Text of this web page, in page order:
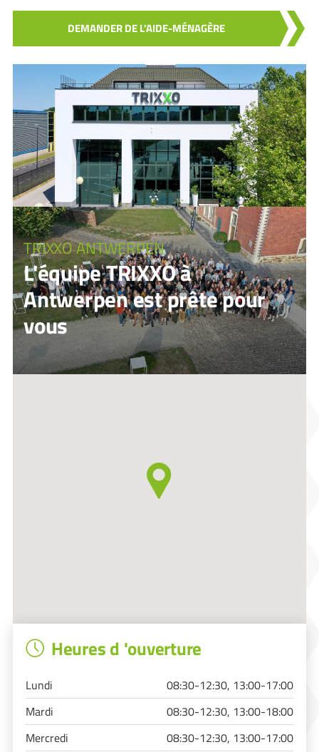
DEMANDER DE L’AIDE-MÉNAGÈRE
TRIXXO ANTWERPEN
L'équipe TRIXXO à
Antwerpen est prête pour
vous
Heures d 'ouverture
Lundi
08:30-12:30, 13:00-17:00
Mardi
08:30-12:30, 13:00-18:00
Mercredi
08:30-12:30, 13:00-17:00